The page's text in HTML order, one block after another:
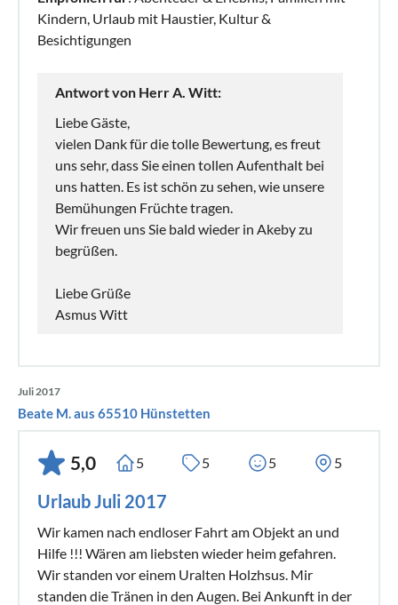
Kindern, Urlaub mit Haustier, Kultur &
Besichtigungen
Antwort von Herr A. Witt:
Liebe Gäste,
vielen Dank für die tolle Bewertung, es freut
uns sehr, dass Sie einen tollen Aufenthalt bei
uns hatten. Es ist schön zu sehen, wie unsere
Bemühungen Früchte tragen.
Wir freuen uns Sie bald wieder in Akeby zu
begrüßen.
Liebe Grüße
Asmus Witt
Juli 2017
Beate M. aus 65510 Hünstetten
5,0 5 5 5 5
Urlaub Juli 2017
Wir kamen nach endloser Fahrt am Objekt an und
Hilfe !!! Wären am liebsten wieder heim gefahren.
Wir standen vor einem Uralten Holzhsus. Mir
standen die Tränen in den Augen. Bei Ankunft in der